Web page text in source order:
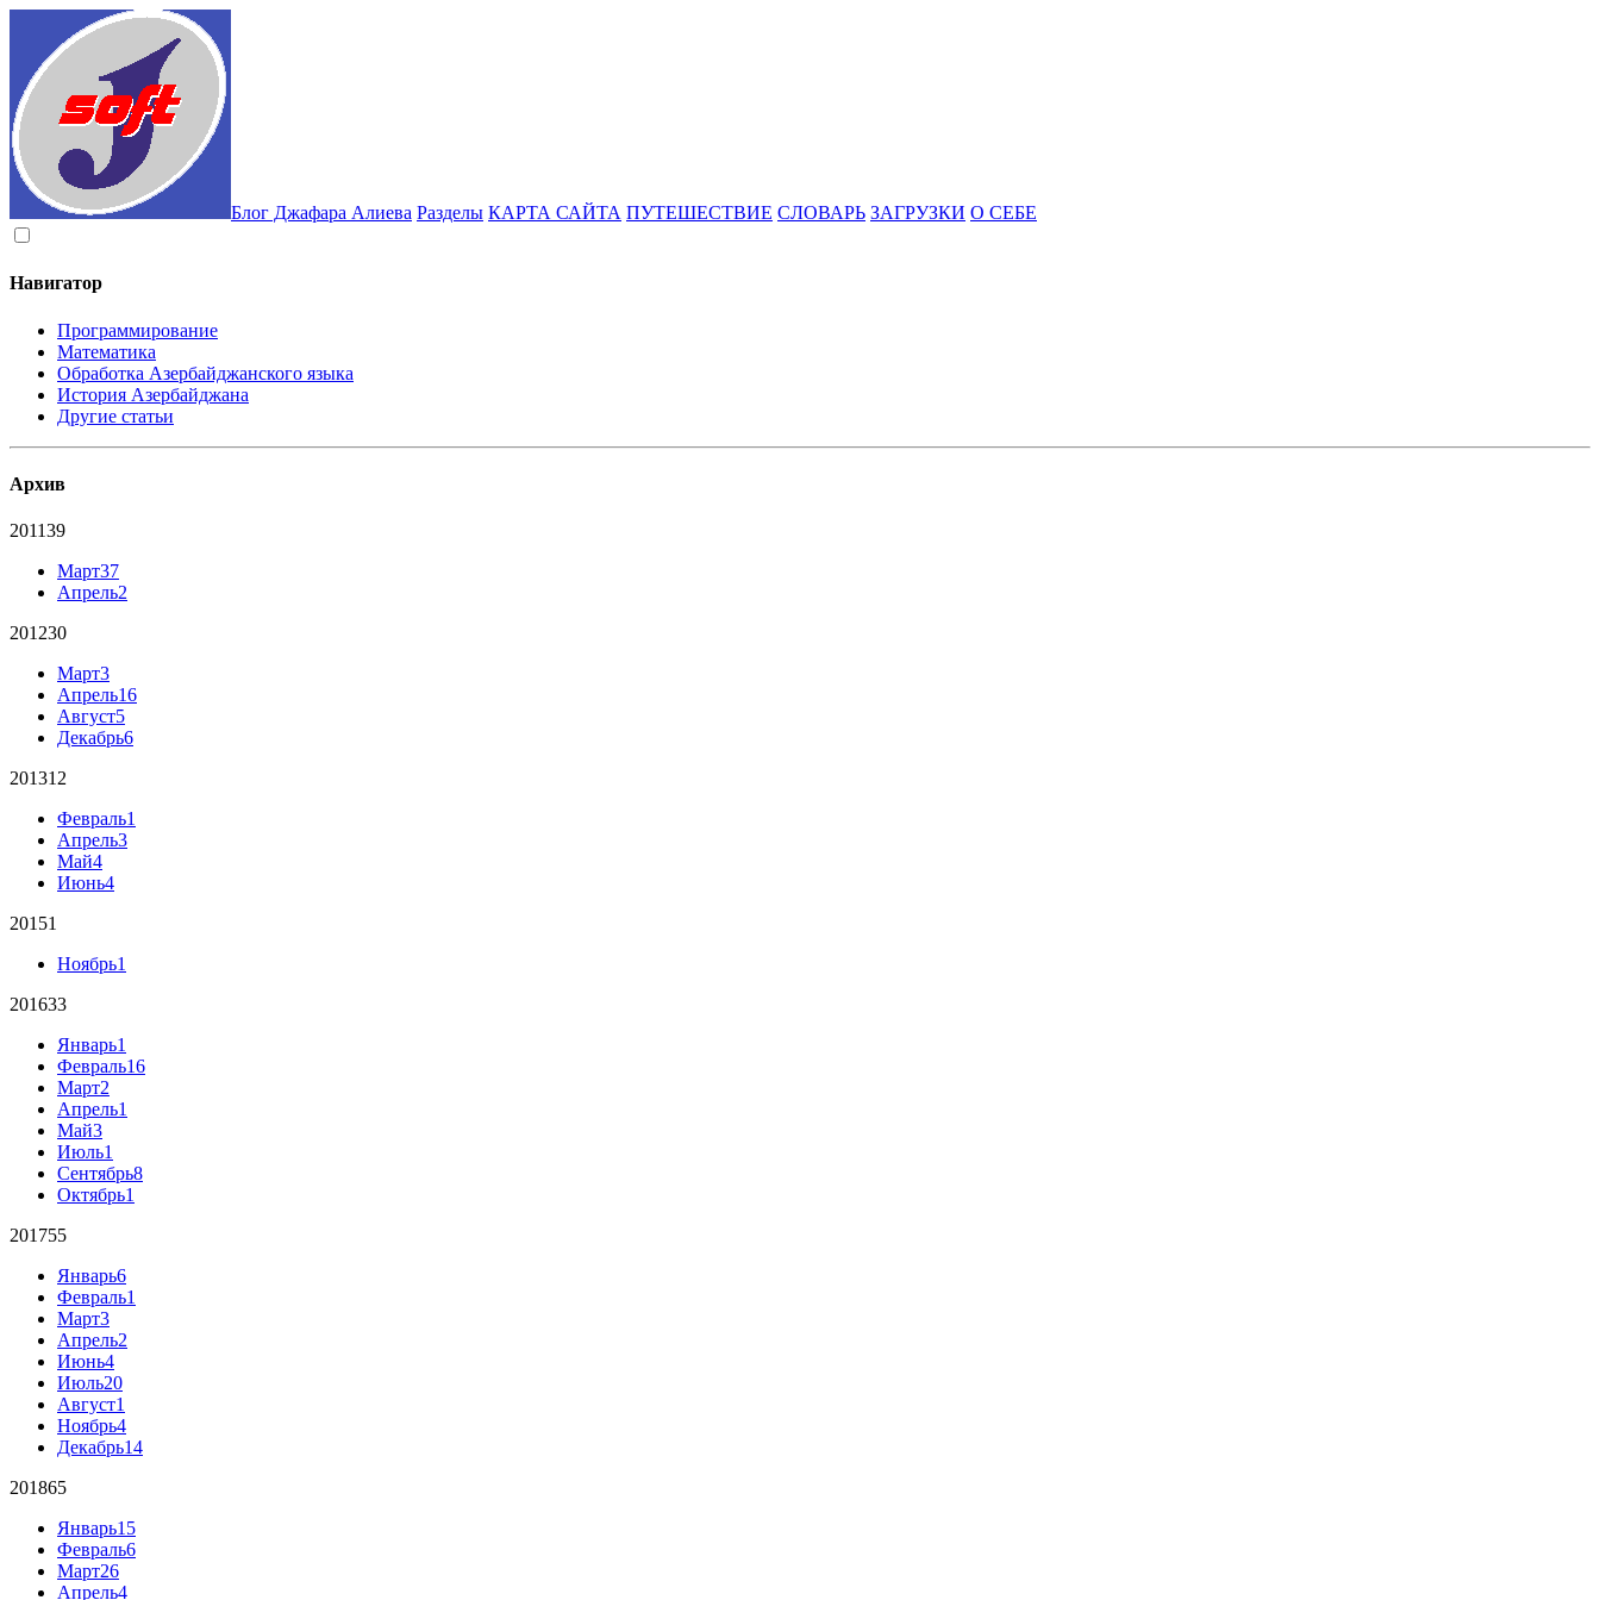
Блог Джафара Алиева Разделы КАРТА САЙТА ПУТЕШЕСТВИЕ СЛОВАРЬ ЗАГРУЗКИ О СЕБЕ
Навигатор
Программирование
Математика
Обработка Азербайджанского языка
История Азербайджана
Другие статьи
Архив
201139
Март37
Апрель2
201230
Март3
Апрель16
Август5
Декабрь6
201312
Февраль1
Апрель3
Май4
Июнь4
20151
Ноябрь1
201633
Январь1
Февраль16
Март2
Апрель1
Май3
Июль1
Сентябрь8
Октябрь1
201755
Январь6
Февраль1
Март3
Апрель2
Июнь4
Июль20
Август1
Ноябрь4
Декабрь14
201865
Январь15
Февраль6
Март26
Апрель4